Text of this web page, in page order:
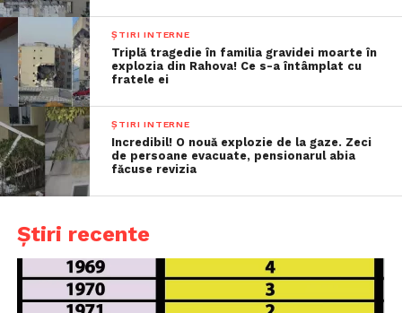
ȘTIRI INTERNE
Triplă tragedie în familia gravidei moarte în
explozia din Rahova! Ce s-a întâmplat cu
fratele ei
ȘTIRI INTERNE
Incredibil! O nouă explozie de la gaze. Zeci
de persoane evacuate, pensionarul abia
făcuse revizia
Știri recente